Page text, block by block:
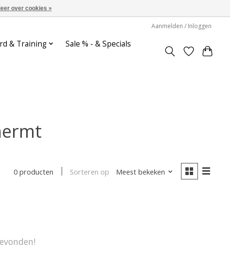
Aanmelden / Inloggen
& Training
Sale % - & Specials
0 producten Sorteren op Meest bekeken
over cookies »